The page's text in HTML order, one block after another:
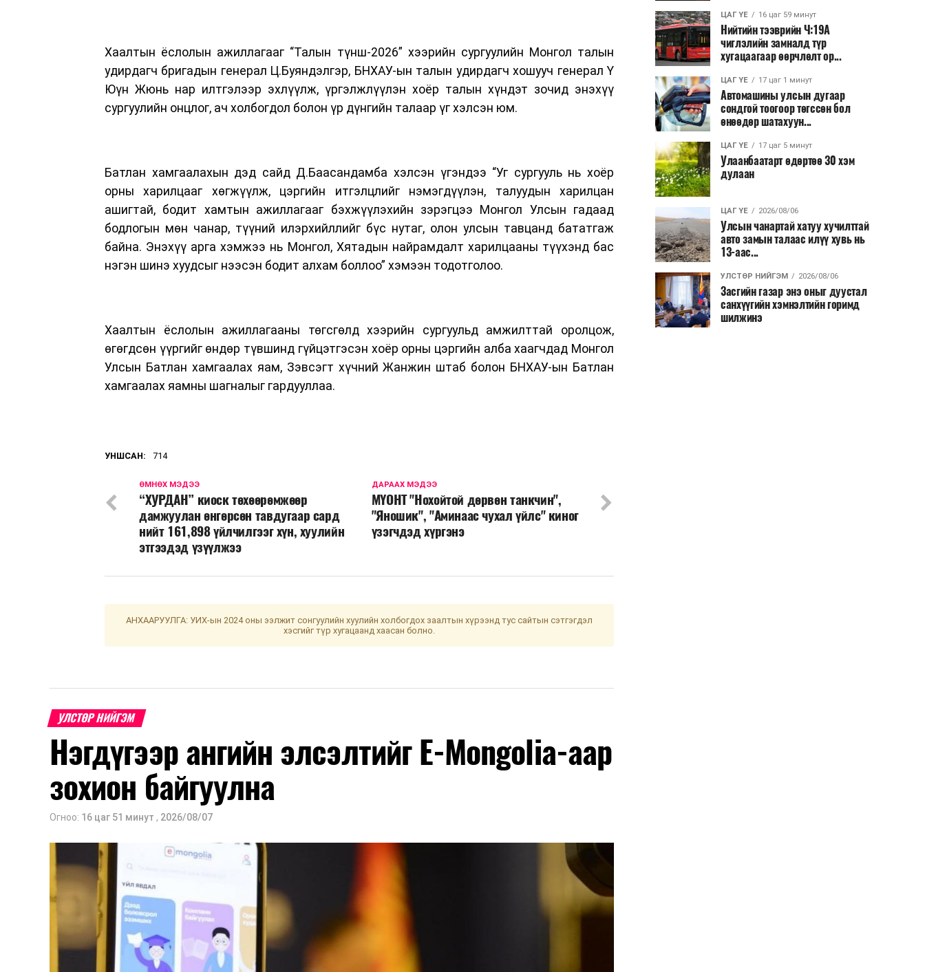
Хаалтын ёслолын ажиллагааг “Талын түнш-2026” хээрийн сургуулийн Монгол талын
удирдагч бригадын генерал Ц.Буяндэлгэр, БНХАУ-ын талын удирдагч хошууч генерал Ү
Юүн Жюнь нар илтгэлээр эхлүүлж, үргэлжлүүлэн хоёр талын хүндэт зочид энэхүү
сургуулийн онцлог, ач холбогдол болон үр дүнгийн талаар үг хэлсэн юм.
Батлан хамгаалахын дэд сайд Д.Баасандамба хэлсэн үгэндээ “Уг сургууль нь хоёр
орны харилцааг хөгжүүлж, цэргийн итгэлцлийг нэмэгдүүлэн, талуудын харилцан
ашигтай, бодит хамтын ажиллагааг бэхжүүлэхийн зэрэгцээ Монгол Улсын гадаад
бодлогын мөн чанар, түүний илэрхийллийг бүс нутаг, олон улсын тавцанд бататгаж
байна. Энэхүү арга хэмжээ нь Монгол, Хятадын найрамдалт харилцааны түүхэнд бас
нэгэн шинэ хуудсыг нээсэн бодит алхам боллоо” хэмээн тодотголоо.
Хаалтын ёслолын ажиллагааны төгсгөлд хээрийн сургуульд амжилттай оролцож,
өгөгдсөн үүргийг өндөр түвшинд гүйцэтгэсэн хоёр орны цэргийн алба хаагчдад Монгол
Улсын Батлан хамгаалах яам, Зэвсэгт хүчний Жанжин штаб болон БНХАУ-ын Батлан
хамгаалах яамны шагналыг гардууллаа.
УНШСАН: 714
ДАРААХ МЭДЭЭ
МҮОНТ "Нохойтой дөрвөн танкчин",
"Яношик", "Аминаас чухал үйлс" киног
үзэгчдэд хүргэнэ
ӨМНӨХ МЭДЭЭ
“ХУРДАН” киоск төхөөрөмжөөр
дамжуулан өнгөрсөн тавдугаар сард
нийт 161,898 үйлчилгээг хүн, хуулийн
этгээдэд үзүүлжээ
АНХААРУУЛГА: УИХ-ын 2024 оны ээлжит сонгуулийн хуулийн холбогдох заалтын хүрээнд тус сайтын сэтгэгдэл
хэсгийг түр хугацаанд хаасан болно.
УЛСТӨР НИЙГЭМ
Нэгдүгээр ангийн элсэлтийг E-Mongolia-аар
зохион байгуулна
Огноо: 16 цаг 51 минут , 2026/08/07
ЦАГ ҮЕ 16 цаг 59 минут
Нийтийн тээврийн Ч:19А
чиглэлийн замналд түр
хугацаагаар өөрчлөлт ор...
ЦАГ ҮЕ 17 цаг 1 минут
Автомашины улсын дугаар
сондгой тоогоор төгссөн бол
өнөөдөр шатахуун...
ЦАГ ҮЕ 17 цаг 5 минут
Улаанбаатарт өдөртөө 30 хэм
дулаан
ЦАГ ҮЕ 2026/08/06
Улсын чанартай хатуу хучилттай
авто замын талаас илүү хувь нь
13-аас...
УЛСТӨР НИЙГЭМ 2026/08/06
Засгийн газар энэ оныг дуустал
санхүүгийн хэмнэлтийн горимд
шилжинэ